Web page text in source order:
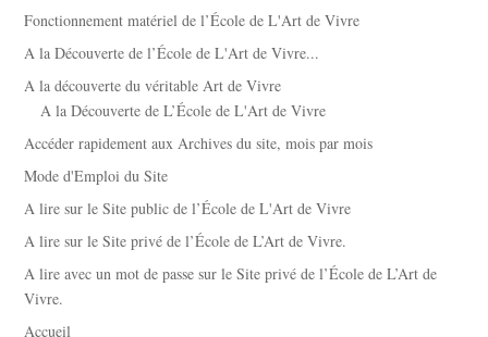
Fonctionnement matériel de l’École de L'Art de Vivre
A la Découverte de l’École de L'Art de Vivre...
A la découverte du véritable Art de Vivre
A la Découverte de L’École de L'Art de Vivre
Accéder rapidement aux Archives du site, mois par mois
Mode d'Emploi du Site
A lire sur le Site public de l’École de L'Art de Vivre
A lire sur le Site privé de l’École de L’Art de Vivre.
A lire avec un mot de passe sur le Site privé de l’École de L’Art de
Vivre.
Accueil